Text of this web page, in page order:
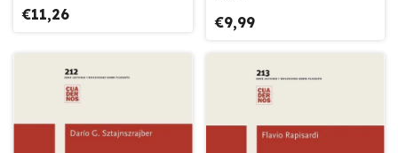
€11,26 €9,99